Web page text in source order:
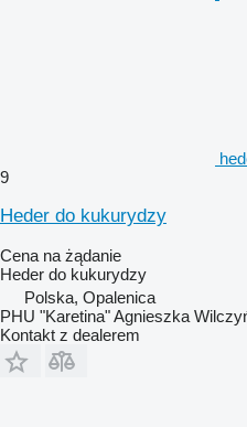
9
Heder do kukurydzy
Cena na żądanie
Heder do kukurydzy
Polska, Opalenica
PHU "Karetina" Agnieszka
Kontakt z dealerem